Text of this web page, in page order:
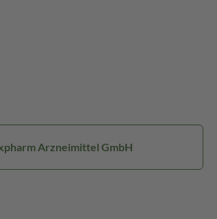
Arzneimittel GmbH